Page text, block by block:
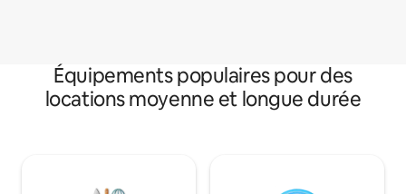
Équipements populaires pour des
locations moyenne et longue durée